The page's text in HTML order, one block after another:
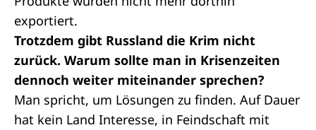
exportiert.
Trotzdem gibt Russland die Krim nicht
zurück. Warum sollte man in Krisenzeiten
dennoch weiter miteinander sprechen?
Man spricht, um Lösungen zu finden. Auf Dauer
hat kein Land Interesse, in Feindschaft mit